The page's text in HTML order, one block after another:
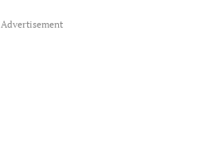
Advertisement